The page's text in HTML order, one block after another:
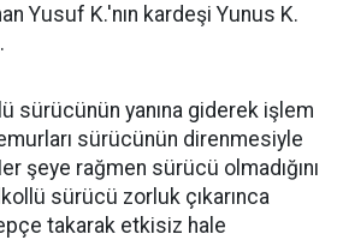
Yusuf K.'nın kardeşi Yunus K.
sürücünün yanına giderek işlem
sürücünün direnmesiyle
şeye rağmen sürücü olmadığını
sürücü zorluk çıkarınca
takarak etkisiz hale